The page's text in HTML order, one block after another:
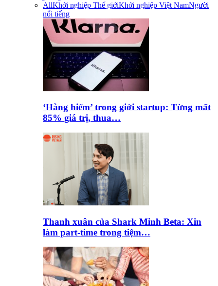
AllKhởi nghiệp Thế giớiKhởi nghiệp Việt NamNgười
nổi tiếng
‘Hàng hiếm’ trong giới startup: Từng mất
85% giá trị, thua…
Thanh xuân của Shark Minh Beta: Xin
làm part-time trong tiệm…